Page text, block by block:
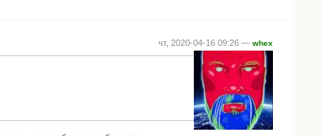
чт, 2020-04-16 09:26 — whex